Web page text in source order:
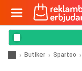
Butiker Spartoo